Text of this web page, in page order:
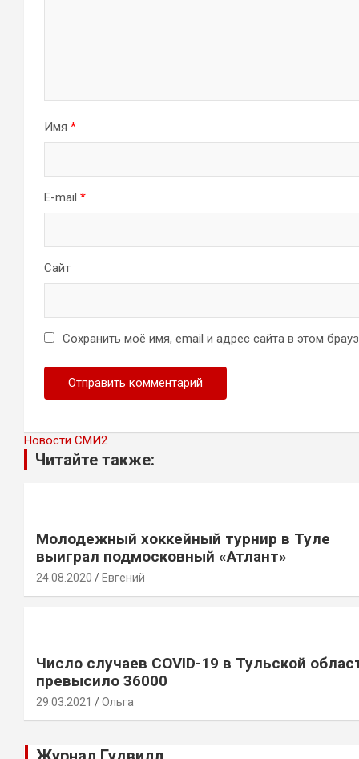
Имя *
E-mail *
Сайт
Сохранить моё имя, email и адрес сайта в этом
Новости СМИ2
Читайте также:
Молодежный хоккейный турнир в Туле
выиграл подмосковный «Атлант»
24.08.2020 Евгений
Число случаев COVID-19 в Тульской
превысило 36000
29.03.2021 Ольга